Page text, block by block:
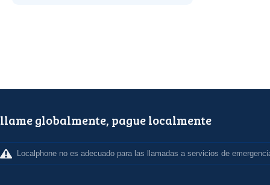
llame globalmente, pague localmente
Localphone no es adecuado para las llamadas a servicios de